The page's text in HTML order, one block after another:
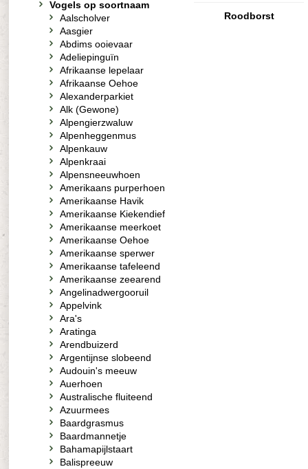
Roodborst
Vogels op soortnaam
Aalscholver
Aasgier
Abdims ooievaar
Adeliepinguïn
Afrikaanse lepelaar
Afrikaanse Oehoe
Alexanderparkiet
Alk (Gewone)
Alpengierzwaluw
Alpenheggenmus
Alpenkauw
Alpenkraai
Alpensneeuwhoen
Amerikaans purperhoen
Amerikaanse Havik
Amerikaanse Kiekendief
Amerikaanse meerkoet
Amerikaanse Oehoe
Amerikaanse sperwer
Amerikaanse tafeleend
Amerikaanse zeearend
Angelinadwergooruil
Appelvink
Ara's
Aratinga
Arendbuizerd
Argentijnse slobeend
Audouin's meeuw
Auerhoen
Australische fluiteend
Azuurmees
Baardgrasmus
Baardmannetje
Bahamapijlstaart
Balispreeuw